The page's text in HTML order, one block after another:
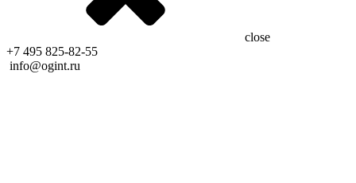
close
+7 495 825-82-55
info@ogint.ru